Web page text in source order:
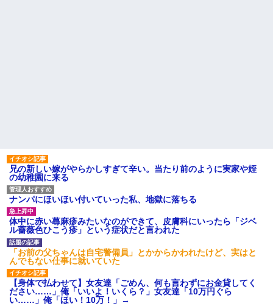
兄の新しい嫁がやらかしすぎて辛い。当たり前のように実家や姪
の幼稚園に来る
ナンパにほいほい付いていった私、地獄に落ちる
体中に赤い蕁麻疹みたいなのができて、皮膚科にいったら「ジベ
ル薔薇色ひこう疹」という症状だと言われた
「お前の父ちゃんは自宅警備員」とかからかわれたけど、実はと
んでもない仕事に就いていた
【身体で払わせて】女友達「ごめん、何も言わずにお金貸してく
ださい……」俺「いいよ！いくら？」女友達「10万円ぐら
い……」俺「ほい！10万！」→